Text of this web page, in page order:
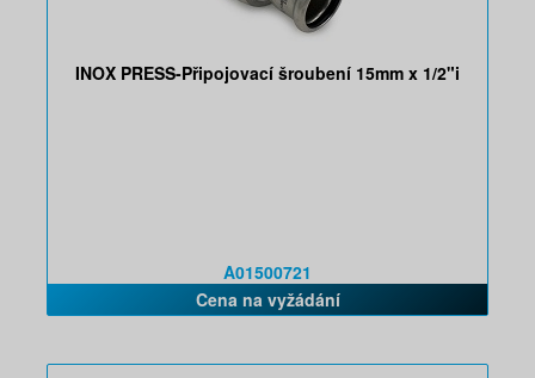
INOX PRESS-Připojovací šroubení 15mm x 1/2"i
A01500721
Cena na vyžádání